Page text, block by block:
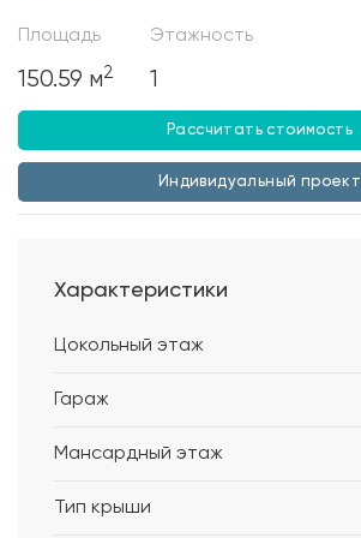
Площадь
150.59 м2
Этажность
1
Рассчитать стоимость
Индивидуальный проект
Характеристики
Цокольный этаж
Гараж
Мансардный этаж
Тип крыши